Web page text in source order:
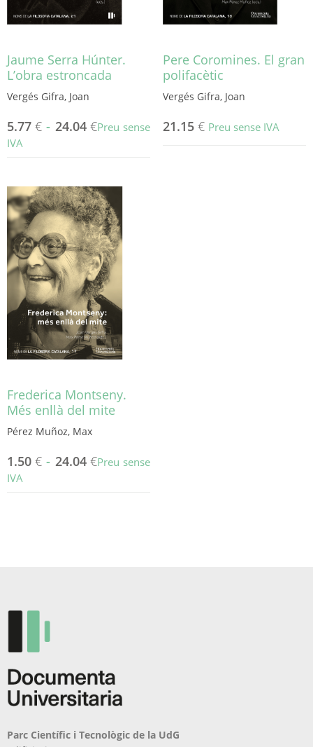
Jaume Serra Húnter.
L’obra estroncada
Vergés Gifra, Joan
5.77 € - 24.04 €Preu sense
IVA
té
diverses
variants.
Les
opcions
es
poden
triar
a
pàgina
del
Pere Coromines. El gran
polifacètic
Vergés Gifra, Joan
21.15 € Preu sense IVA
Frederica Montseny.
Més enllà del mite
Pérez Muñoz, Max
1.50 € - 24.04 €Preu sense
IVA
a
la
pàgina
del
Parc Científic i Tecnològic de la UdG